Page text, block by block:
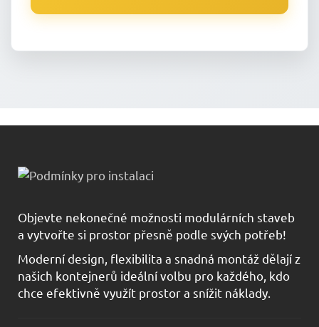
Objevte nekonečné možnosti modulárních staveb
a vytvořte si prostor přesně podle svých potřeb!
Moderní design, flexibilita a snadná montáž dělají z
našich kontejnerů ideální volbu pro každého, kdo
chce efektivně využít prostor a snížit náklady.